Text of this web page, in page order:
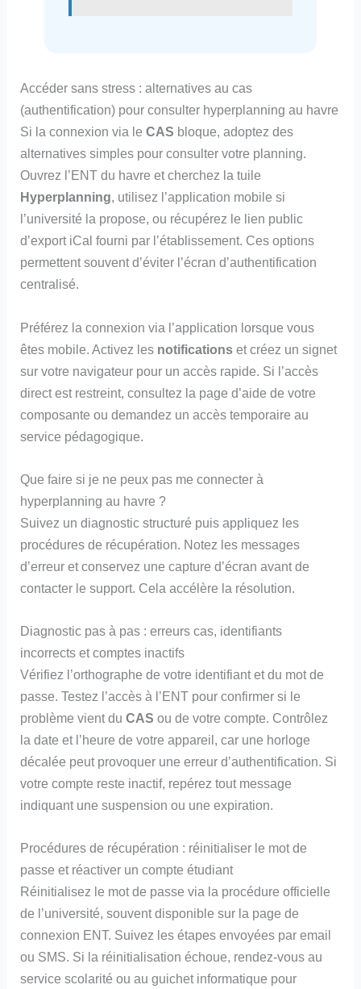
Accéder sans stress : alternatives au cas
(authentification) pour consulter hyperplanning au havre
Si la connexion via leCAS bloque, adoptez des
alternatives simples pour consulter votre planning.
Ouvrez l’ENT du havre et cherchez la tuile
Hyperplanning, utilisez l’application mobile si
l’université la propose, ou récupérez le lien public
d’export iCal fourni par l’établissement. Ces options
permettent souvent d’éviter l’écran d’authentification
centralisé.
Préférez la connexion via l’application lorsque vous
êtes mobile. Activez les notifications et créez un signet
sur votre navigateur pour un accès rapide. Si l’accès
direct est restreint, consultez la page d’aide de votre
composante ou demandez un accès temporaire au
service pédagogique.
Que faire si je ne peux pas me connecter à
hyperplanning au havre ?
Suivez un diagnostic structuré puis appliquez les
procédures de récupération. Notez les messages
d’erreur et conservez une capture d’écran avant de
contacter le support. Cela accélère la résolution.
Diagnostic pas à pas : erreurs cas, identifiants
incorrects et comptes inactifs
Vérifiez l’orthographe de votre identifiant et du mot de
passe. Testez l’accès à l’ENT pour confirmer si le
problème vient duCAS ou de votre compte. Contrôlez
la date et l’heure de votre appareil, car une horloge
décalée peut provoquer une erreur d’authentification. Si
votre compte reste inactif, repérez tout message
indiquant une suspension ou une expiration.
Procédures de récupération : réinitialiser le mot de
passe et réactiver un compte étudiant
Réinitialisez le mot de passe via la procédure officielle
de l’université, souvent disponible sur la page de
connexion ENT. Suivez les étapes envoyées par email
ou SMS. Si la réinitialisation échoue, rendez-vous au
service scolarité ou au guichet informatique pour